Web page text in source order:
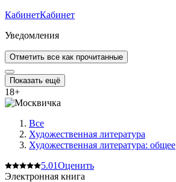
КабинетКабинет
Уведомления
Отметить все как прочитанные
Показать ещё
18+
Все
Художественная литература
Художественная литература: общее
5.01Оценить
Электронная книга